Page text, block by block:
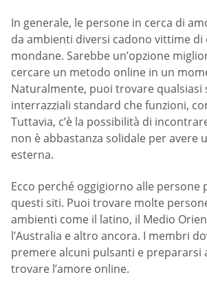
In generale, le persone in cerca di
da ambienti diversi cadono vittime di
mondane. Sarebbe un’opzione
cercare un metodo online in un
Naturalmente, puoi trovare
interrazziali standard che funzioni,
Tuttavia, c’è la possibilità di
non è abbastanza solidale per avere
esterna.
Ecco perché oggigiorno alle persone
questi siti. Puoi trovare molte
ambienti come il latino, il Medio
l’Australia e altro ancora. I membri
premere alcuni pulsanti e prepararsi
trovare l’amore online.